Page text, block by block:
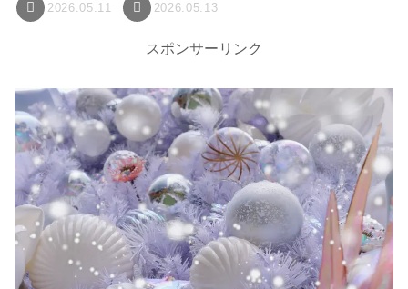
2026.05.11 2026.05.13
スポンサーリンク